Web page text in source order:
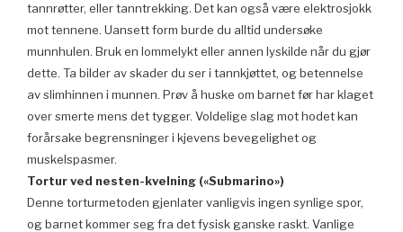
tannrøtter, eller tanntrekking. Det kan også være elektrosjokk
mot tennene. Uansett form burde du alltid undersøke
munnhulen. Bruk en lommelykt eller annen lyskilde når du gjør
dette. Ta bilder av skader du ser i tannkjøttet, og betennelse
av slimhinnen i munnen. Prøv å huske om barnet før har klaget
over smerte mens det tygger. Voldelige slag mot hodet kan
forårsake begrensninger i kjevens bevegelighet og
muskelspasmer.
Tortur ved nesten-kvelning («Submarino»)
Denne torturmetoden gjenlater vanligvis ingen synlige spor,
og barnet kommer seg fra det fysisk ganske raskt. Vanlige